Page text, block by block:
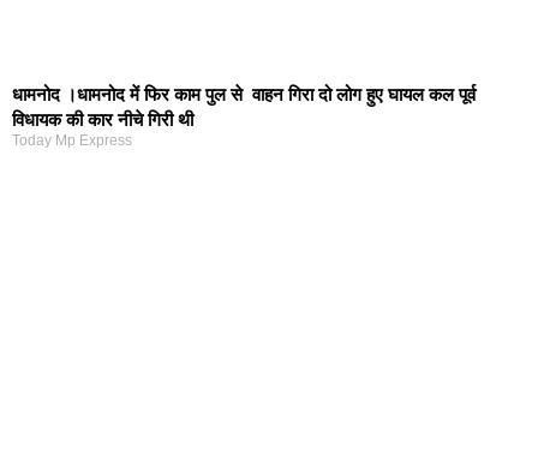
धामनोद ।धामनोद में फिर काम पुल से वाहन गिरा दो लोग हुए घायल कल पूर्व
विधायक की कार नीचे गिरी थी
Today Mp Express